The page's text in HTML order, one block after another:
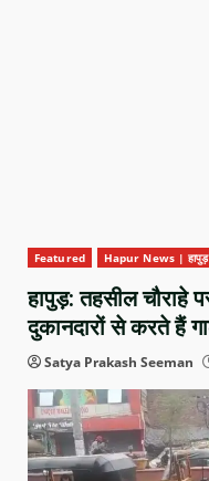
Featured Hapur News |
हापुड़: तहसील चौराहे
दुकानदारों से करते हैं
Satya Prakash Seeman